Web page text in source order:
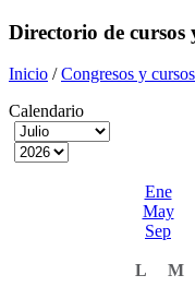
Directorio de cursos
Inicio /Congresos y cursos
Calendario
Ene
May
Sep
L M